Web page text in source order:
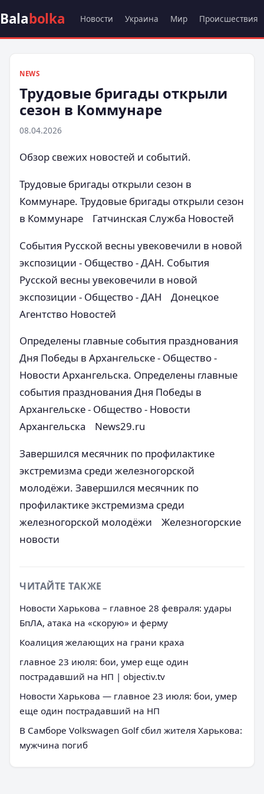
Balabolka Новости Украина Мир Происшествия
NEWS
Трудовые бригады открыли
сезон в Коммунаре
08.04.2026
Обзор свежих новостей и событий.
Трудовые бригады открыли сезон в
Коммунаре. Трудовые бригады открыли сезон
в Коммунаре Гатчинская Служба Новостей
События Русской весны увековечили в новой
экспозиции - Общество - ДАН. События
Русской весны увековечили в новой
экспозиции - Общество - ДАН Донецкое
Агентство Новостей
Определены главные события празднования
Дня Победы в Архангельске - Общество -
Новости Архангельска. Определены главные
события празднования Дня Победы в
Архангельске - Общество - Новости
Архангельска News29.ru
Завершился месячник по профилактике
экстремизма среди железногорской
молодёжи. Завершился месячник по
профилактике экстремизма среди
железногорской молодёжи Железногорские
новости
ЧИТАЙТЕ ТАКЖЕ
Новости Харькова – главное 28 февраля: удары
БпЛА, атака на «скорую» и ферму
Коалиция желающих на грани краха
главное 23 июля: бои, умер еще один
пострадавший на НП | objectiv.tv
Новости Харькова — главное 23 июля: бои, умер
еще один пострадавший на НП
В Самборе Volkswagen Golf сбил жителя Харькова:
мужчина погиб